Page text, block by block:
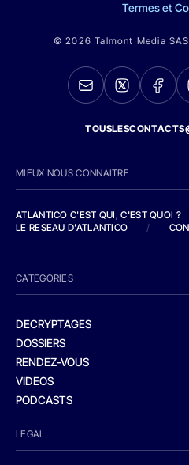
Termes et
© 2026 Talmont Media
MIEUX NOUS CONNAITRE
ATLANTICO C'EST QUI, C'EST QUOI ?
LE RESEAU D'ATLANTICO
/
CATEGORIES
DECRYPTAGES
DOSSIERS
RENDEZ-VOUS
VIDEOS
PODCASTS
LEGAL